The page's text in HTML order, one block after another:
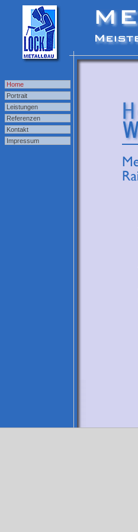
Home
Portrait
Leistungen
Referenzen
Kontakt
Impressum